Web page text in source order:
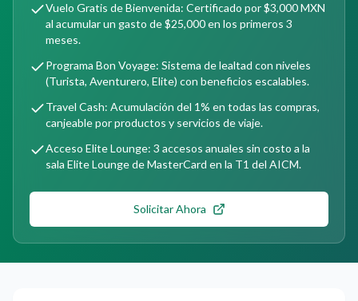
Vuelo Gratis de Bienvenida: Certificado por $3,000 MXN
al acumular un gasto de $25,000 en los primeros 3
meses.
Programa Bon Voyage: Sistema de lealtad con niveles
(Turista, Aventurero, Elite) con beneficios escalables.
Travel Cash: Acumulación del 1% en todas las compras,
canjeable por productos y servicios de viaje.
Acceso Elite Lounge: 3 accesos anuales sin costo a la
sala Elite Lounge de MasterCard en la T1 del AICM.
Solicitar Ahora